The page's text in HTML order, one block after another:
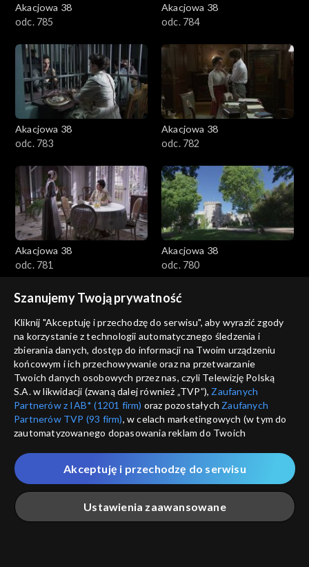
Akacjowa 38
odc. 785
Akacjowa 38
odc. 784
Akacjowa 38
odc. 783
Akacjowa 38
odc. 782
Akacjowa 38
odc. 781
Akacjowa 38
odc. 780
Akacjowa 38
odc. 779
Akacjowa 38
odc. 778
Akacjowa 38
odc. 777
Akacjowa 38
odc. 776
Szanujemy Twoją prywatność
Kliknij "Akceptuję i przechodzę do serwisu", aby wyrazić zgody
na korzystanie z technologii automatycznego śledzenia i
zbierania danych, dostęp do informacji na Twoim urządzeniu
końcowym i ich przechowywanie oraz na przetwarzanie
Twoich danych osobowych przez nas, czyli Telewizję Polską
S.A. w likwidacji (zwaną dalej również „TVP”), Zaufanych
Partnerów z IAB* (1201 firm) oraz pozostałych Zaufanych
Partnerów TVP (93 firm), w celach marketingowych (w tym do
zautomatyzowanego dopasowania reklam do Twoich
które wskazujemy poniżej, a także zgody na udostępnianie
przez nas identyfikatora PPID do Google.
Twoje dane osobowe zbierane podczas odwiedzania przez
Ciebie naszych
poszczególnych serwisówzwanych dalej
„Portalem”, w tym informacje zapisywane za pomocą
Ustawienia zaawansowane
Akceptuję i przechodzę do serwisu